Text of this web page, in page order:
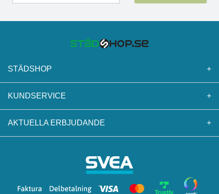
STÄDSHOP +
KUNDSERVICE +
AKTUELLA ERBJUDANDE +